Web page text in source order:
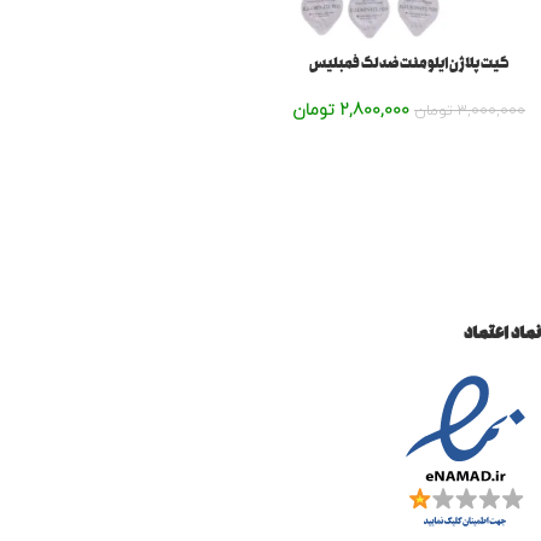
کیت پلاژن ایلومنت ضدلک فمبلیس
3,000,000 تومان 2,800,000 تومان
نماد اعتماد